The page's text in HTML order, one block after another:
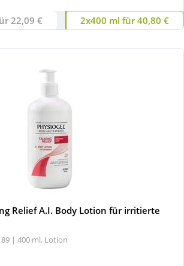
22,09 € 2x400 ml für 40,80 €
Relief A.I. Body Lotion für irritierte
| 400 ml, Lotion